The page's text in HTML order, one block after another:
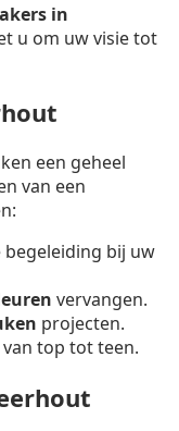
in
u om uw visie tot
een geheel
van een
begeleiding bij uw
vervangen.
projecten.
van top tot teen.